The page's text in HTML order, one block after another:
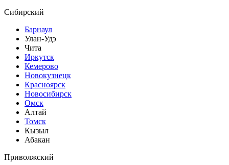
Сибирский
Барнаул
Улан-Удэ
Чита
Иркутск
Кемерово
Новокузнецк
Красноярск
Новосибирск
Омск
Алтай
Томск
Кызыл
Абакан
Приволжский